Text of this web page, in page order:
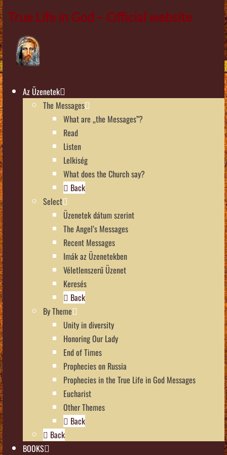
True Life in God – Official website
Az Üzenetek
The Messages
What are „the Messages”?
Read
Listen
Lelkiség
What does the Church say?
Back
Select
Üzenetek dátum szerint
The Angel’s Messages
Recent Messages
Imák az Üzenetekben
Véletlenszerű Üzenet
Keresés
Back
By Theme
Unity in diversity
Honoring Our Lady
End of Times
Prophecies on Russia
Prophecies in the True Life in God Messages
Eucharist
Other Themes
Back
Back
BOOKS